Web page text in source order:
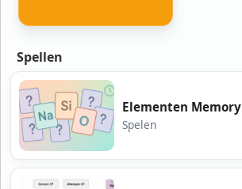
Spellen
Elementen Memory
Spelen